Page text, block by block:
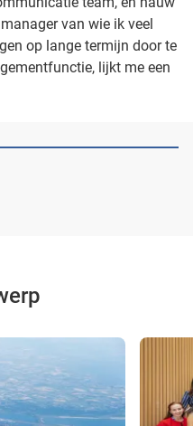
van wie ik veel
op lange termijn door te
lijkt me een